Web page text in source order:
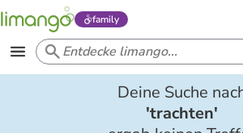
family
Deine Suche
'trachten'